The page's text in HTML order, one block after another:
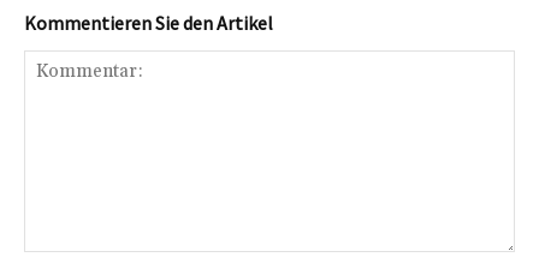
Kommentieren Sie den Artikel